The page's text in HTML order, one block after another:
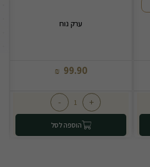
ערק נוח
99.90
₪
+
-
הוספה לסל